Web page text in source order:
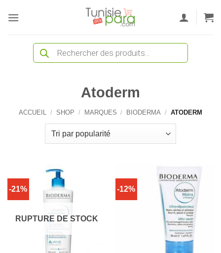
Recherche
produits
Atoderm
ACCUEIL / SHOP / MARQUES / BIODERMA / ATODERM
-21%
RUPTURE DE STOCK
-12%